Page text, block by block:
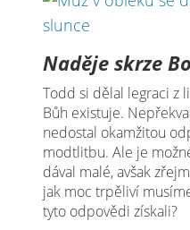
Naděje skrze
Todd si dělal legraci z
Bůh existuje.
nedostal okamžitou
modtlitbu. Ale je
dával malé, avšak
jak moc trpěliví
tyto odpovědi získali?